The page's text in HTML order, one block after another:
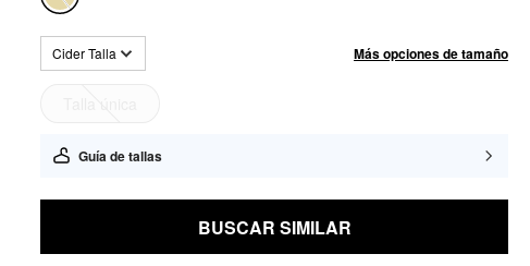
Cider Talla Más opciones de tamaño
Guía de tallas
BUSCAR SIMILAR